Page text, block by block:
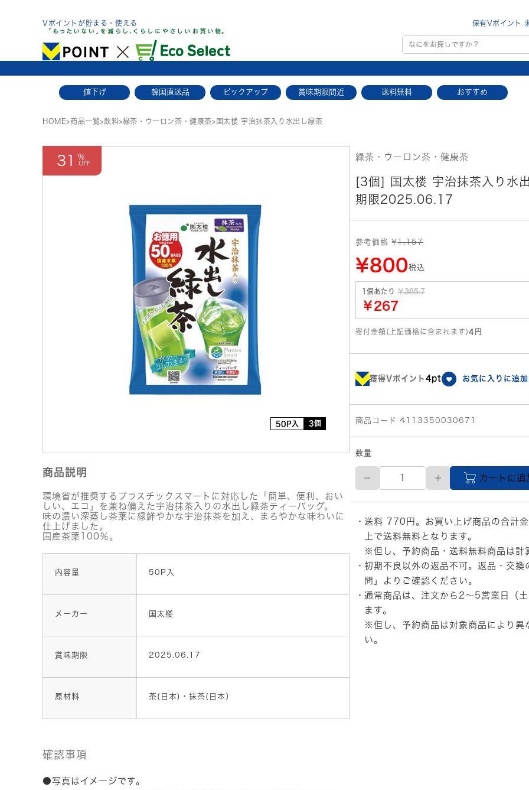
Vポイントが貯まる・使える 保有Vポイント
値下げ 韓国直送品 ピックアップ 賞味期限間近 送料無料 おすすめ
HOME>商品一覧>飲料>緑茶・ウーロン茶・健康茶>国太楼 宇治抹茶入り水出し緑茶
31
50P入 3個
商品説明
環境省が推奨するプラスチックスマートに対応した「簡単、便利、おい
しい、エコ」を兼ね備えた宇治抹茶入りの水出し緑茶ティーバッグ。
味の濃い深蒸し茶葉に緑鮮やかな宇治抹茶を加え、まろやかな味わいに
仕上げました。
国産茶葉100％。
内容量 50P入
メーカー 国太楼
賞味期限 2025.06.17
原材料 茶(日本)・抹茶(日本）
確認事項
●写真はイメージです。
緑茶・ウーロン茶・健康茶
[3個] 国太楼 宇治抹茶入り水
期限2025.06.17
参考価格 ¥1,157
¥800税込
1個あたり ￥385.7
￥267
寄付金額(上記価格に含まれます)4円
獲得Vポイント 4pt お気に入りに追
商品コード 4113350030671
数量
国
楼
宇
抹
茶
入
り
水
出
緑
茶
個
カートに追
送料 770円。お買い上げ商品の合計
上で送料無料となります。
※但し、予約商品・送料無料商品は計
初期不良以外の返品不可。返品・交換
問」
よりご確認ください。
通常商品は、注文から2～5営業日（
ます。
※但し、予約商品は対象商品により異
い。